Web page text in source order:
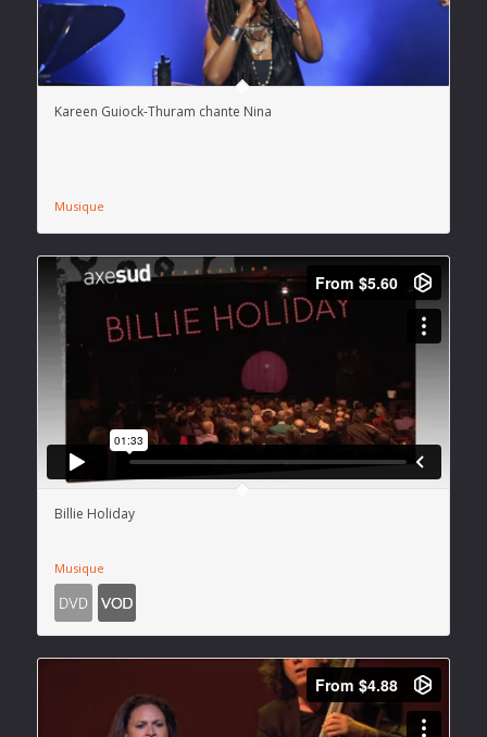
Kareen Guiock-Thuram chante Nina
Musique
Billie Holiday
Musique